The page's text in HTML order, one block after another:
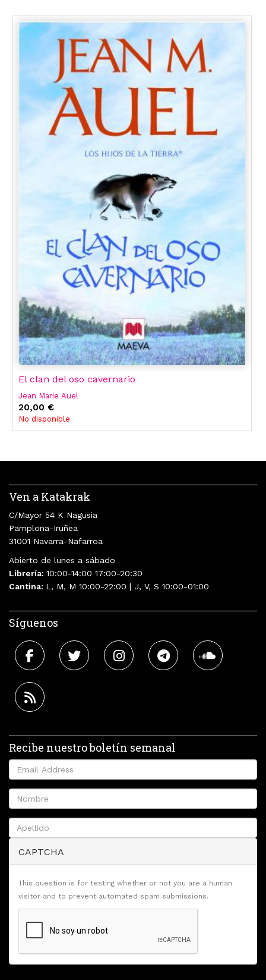
El clan del oso cavernario
Jean Marie Auel
20,00 €
No disponible
Ven a Katakrak
C/Mayor 54 K Nagusia
Pamplona-Iruñea
31001 Navarra-Nafarroa
Abierto de lunes a sábado
Librería: 10:00-14:00 17:00-20:30
Cantina: L, M, M 10:00-22:00 | J, V, S 10:00-01:00
Síguenos
Recibe nuestro boletín semanal
CAPTCHA
This question is for testing whether or not you are a human
visitor and to prevent automated spam submissions.